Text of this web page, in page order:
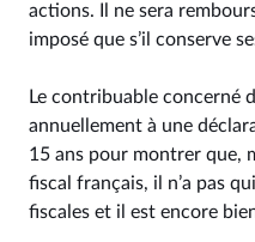
actions. Il ne sera
imposé que s’il conserve
Le contribuable concerné
annuellement à une
15 ans pour montrer que,
fiscal français, il n’a pas
fiscales et il est encore